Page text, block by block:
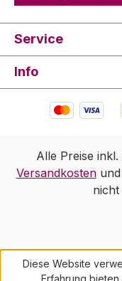
Service
Info
Alle Preise
Versandkostenund
nicht
Diese Website
Erfahrung bieten